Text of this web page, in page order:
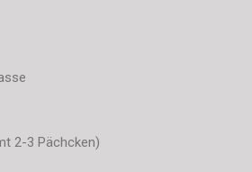
2-3 Pächcken)